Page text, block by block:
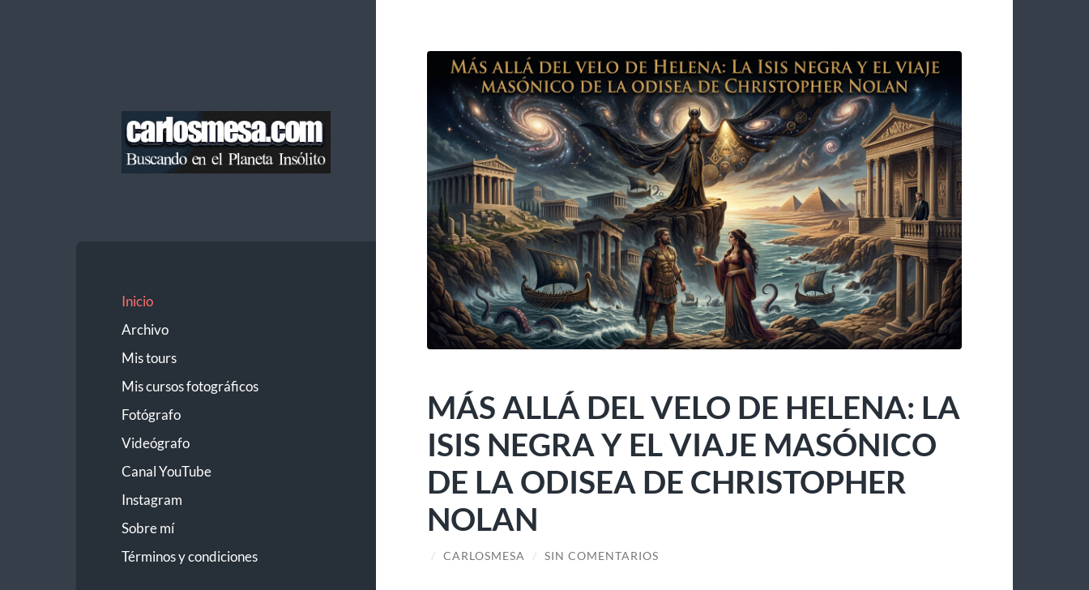
Inicio
Archivo
Mis tours
Mis cursos fotográficos
Fotógrafo
Videógrafo
Canal YouTube
Instagram
Sobre mí
Términos y condiciones
MÁS ALLÁ DEL VELO DE HELENA: LA
ISIS NEGRA Y EL VIAJE MASÓNICO
DE LA ODISEA DE CHRISTOPHER
NOLAN
/ CARLOSMESA / SIN COMENTARIOS